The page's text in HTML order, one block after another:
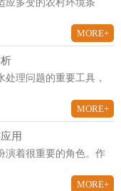
应多变的农村环境条
MORE+
理问题的重要工具，
MORE+
用
演着很重要的角色。作
MORE+